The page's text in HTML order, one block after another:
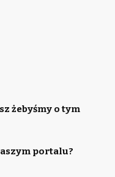
żebyśmy o tym
portalu?